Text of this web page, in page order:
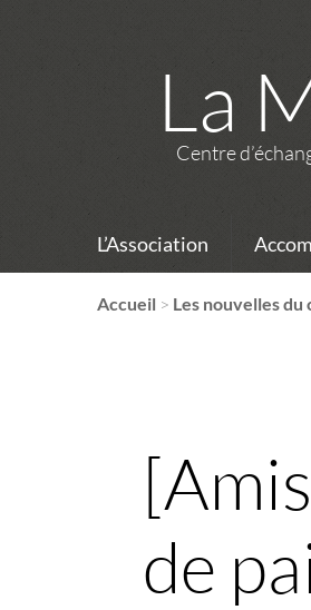
La
Centre
L’Association
Accueil > Les nouvelles du
de